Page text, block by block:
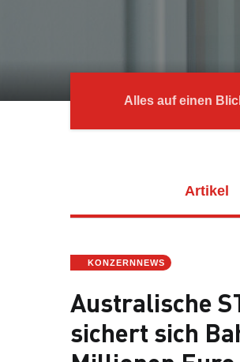
Alles auf einen
Artikel
KONZERNNEWS
Australische
sichert sich